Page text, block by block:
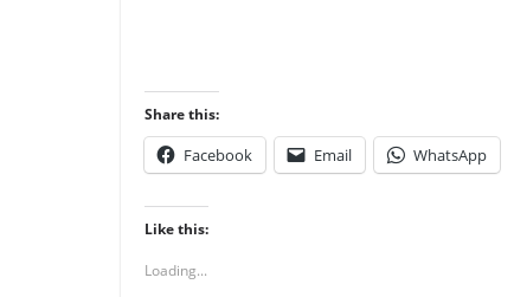
Share this:
Facebook Email WhatsApp
Like this:
Loading...